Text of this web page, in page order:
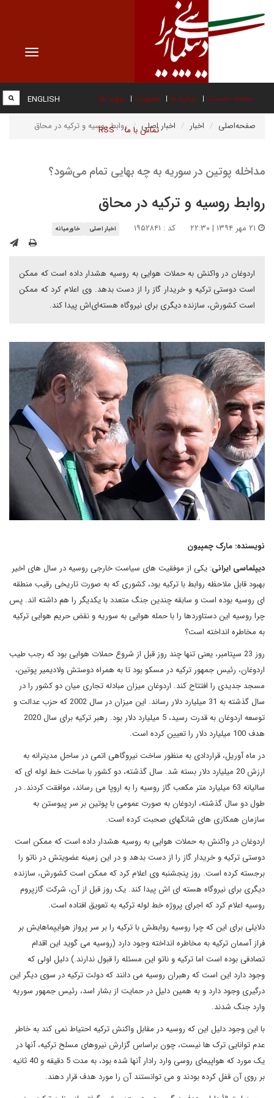
Toggle
صفحه نخست درباره ما عضویت پیوند ها
تماس با ما RSS
ENGLISH
صفحه‌اصلی اخبار اخبار اصلی روابط روسیه و ترکیه در محاق
مداخله پوتین در سوریه به چه بهایی تمام می‌شود؟
روابط روسیه و ترکیه در محاق
کد : ۱۹۵۲۸۴۱ اخبار اصلی خاورمیانه
اردوغان در واکنش به حملات هوایی به روسیه هشدار داده است که ممکن
است دوستی ترکیه و خریدار گاز را از دست بدهد. وی اعلام کرد که ممکن
است کشورش، سازنده دیگری برای نیروگاه هسته‌ای‌اش پیدا کند.
نویسنده: مارک چمپیون
دیپلماسی ایرانی: یکی از موفقیت های سیاست خارجی روسیه در سال های اخیر
بهبود قابل ملاحظه روابط با ترکیه بود، کشوری که به صورت تاریخی رقیب منطقه
ای روسیه بوده است و سابقه چندین جنگ متعدد با یکدیگر را هم داشته اند. پس
چرا روسیه این دستاوردها را با حمله هوایی به سوریه و نقض حریم هوایی ترکیه
به مخاطره انداخته است؟
روز 23 سپتامبر، یعنی تنها چند روز قبل از شروع حملات هوایی بود که رجب طیب
اردوغان، رئیس جمهور ترکیه در مسکو بود تا به همراه دوستش ولادیمیر پوتین،
مسجد جدیدی را افتتاح کند. اردوغان میزان مبادله تجاری میان دو کشور را در
سال گذشته به 31 میلیارد دلار رساند. این میزان در سال 2002 که حزب عدالت و
توسعه اردوغان به قدرت رسید، 5 میلیارد دلار بود. رهبر ترکیه برای سال 2020
هدف 100 میلیارد دلار را تعیین کرده است.
در ماه آوریل، قراردادی به منظور ساخت نیروگاهی اتمی در ساحل مدیترانه به
ارزش 20 میلیارد دلار بسته شد. سال گذشته، دو کشور با ساخت خط لوله ای که
سالیانه 63 میلیارد متر مکعب گاز روسیه را به اروپا می رساند، موافقت کردند. در
طول دو سال گذشته، اردوغان به صورت عمومی با پوتین بر سر پیوستن به
سازمان همکاری های شانگهای صحبت کرده است.
اردوغان در واکنش به حملات هوایی به روسیه هشدار داده است که ممکن است
دوستی ترکیه و خریدار گاز را از دست بدهد و در این زمینه عضویتش در ناتو را
برجسته کرده است. روز پنجشنبه وی اعلام کرد که ممکن است کشورش، سازنده
دیگری برای نیروگاه هسته ای اش پیدا کند. یک روز قبل از آن، شرکت گازپروم
روسیه اعلام کرد که اجرای پروژه خط لوله ترکیه به تعویق افتاده است.
دلایلی برای این که چرا روسیه روابطش با ترکیه را بر سر پرواز هوایپماهایش بر
فراز آسمان ترکیه به مخاطره انداخته وجود دارد (روسیه می گوید این اقدام
تصادفی بوده است اما ترکیه و ناتو این مسئله را قبول ندارند.) دلیل اولی که
وجود دارد این است که رهبران روسیه می دانند که دولت ترکیه در سوی دیگر این
درگیری وجود دارد و به همین دلیل در حمایت از بشار اسد، رئیس جمهور سوریه
وارد جنگ شدند.
با این وجود دلیل این که روسیه در مقابل واکنش ترکیه احتیاط نمی کند به خاطر
عدم توانایی ترک ها نیست، چون براساس گزارش نیروهای مسلح ترکیه، آنها در
یک مورد که هواپیمای روسی وارد رادار آنها شده بود، به مدت 5 دقیقه و 40 ثانیه
بر روی آن قفل کرده بودند و می توانستند آن را مورد هدف قرار دهند.